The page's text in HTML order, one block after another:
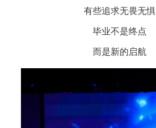
有些追求无畏无惧
毕业不是终点
而是新的启航